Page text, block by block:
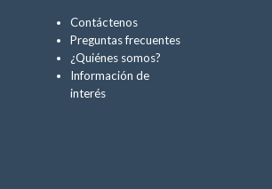
Contáctenos
Preguntas frecuentes
¿Quiénes somos?
Información de
interés